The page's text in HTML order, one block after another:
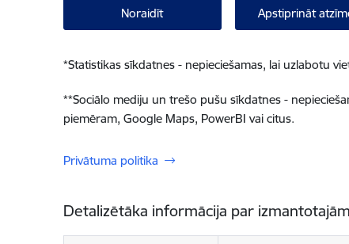
Noraidīt Apstiprināt
*Statistikas sīkdatnes - nepieciešamas, lai uzlabotu
**Sociālo mediju un trešo pušu sīkdatnes -
piemēram, Google Maps, PowerBI vai citus.
Privātuma politika
Detalizētāka informācija par